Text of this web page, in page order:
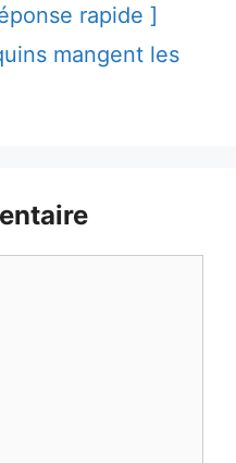
rapide ]
mangent les